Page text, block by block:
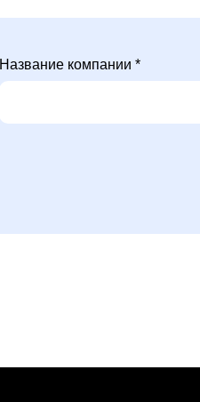
Название компании *